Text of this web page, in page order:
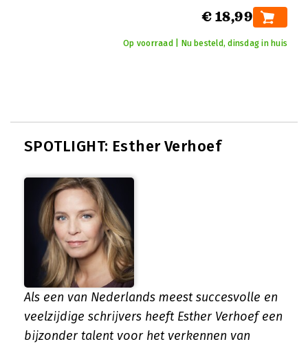
€ 18,99
Op voorraad | Nu besteld, dinsdag in huis
SPOTLIGHT: Esther Verhoef
Als een van Nederlands meest succesvolle en
veelzijdige schrijvers heeft Esther Verhoef een
bijzonder talent voor het verkennen van